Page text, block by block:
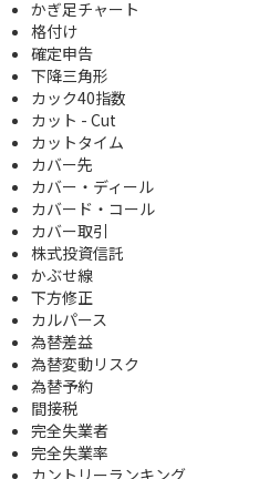
かぎ足チャート
格付け
確定申告
下降三角形
カック40指数
カット - Cut
カットタイム
カバー先
カバー・ディール
カバード・コール
カバー取引
株式投資信託
かぶせ線
下方修正
カルパース
為替差益
為替変動リスク
為替予約
間接税
完全失業者
完全失業率
カントリーランキング